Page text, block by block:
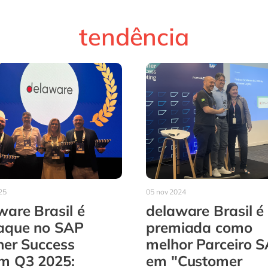
tendência
Brasil é
no SAP
Success
Q3 2025:
05 nov 2024
delaware Brasil é
premiada como
melhor Parceiro
em "Customer